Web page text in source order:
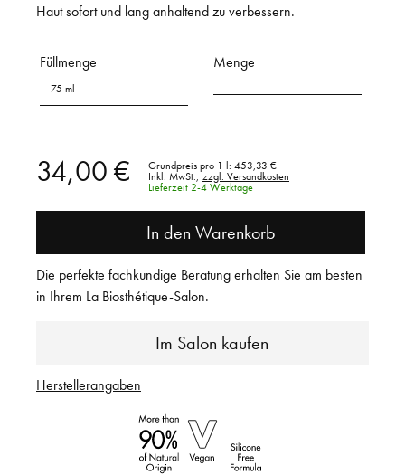
Haut sofort und lang anhaltend zu verbessern.
Füllmenge
75 ml
Menge
34,00 € Grundpreis pro 1 l: 453,33 €
Inkl. MwSt.,
zzgl. Versandkosten
Lieferzeit 2-4 Werktage
In den Warenkorb
Im Salon kaufen
Die perfekte fachkundige Beratung erhalten Sie am besten
in Ihrem La Biosthétique-Salon.
Herstellerangaben